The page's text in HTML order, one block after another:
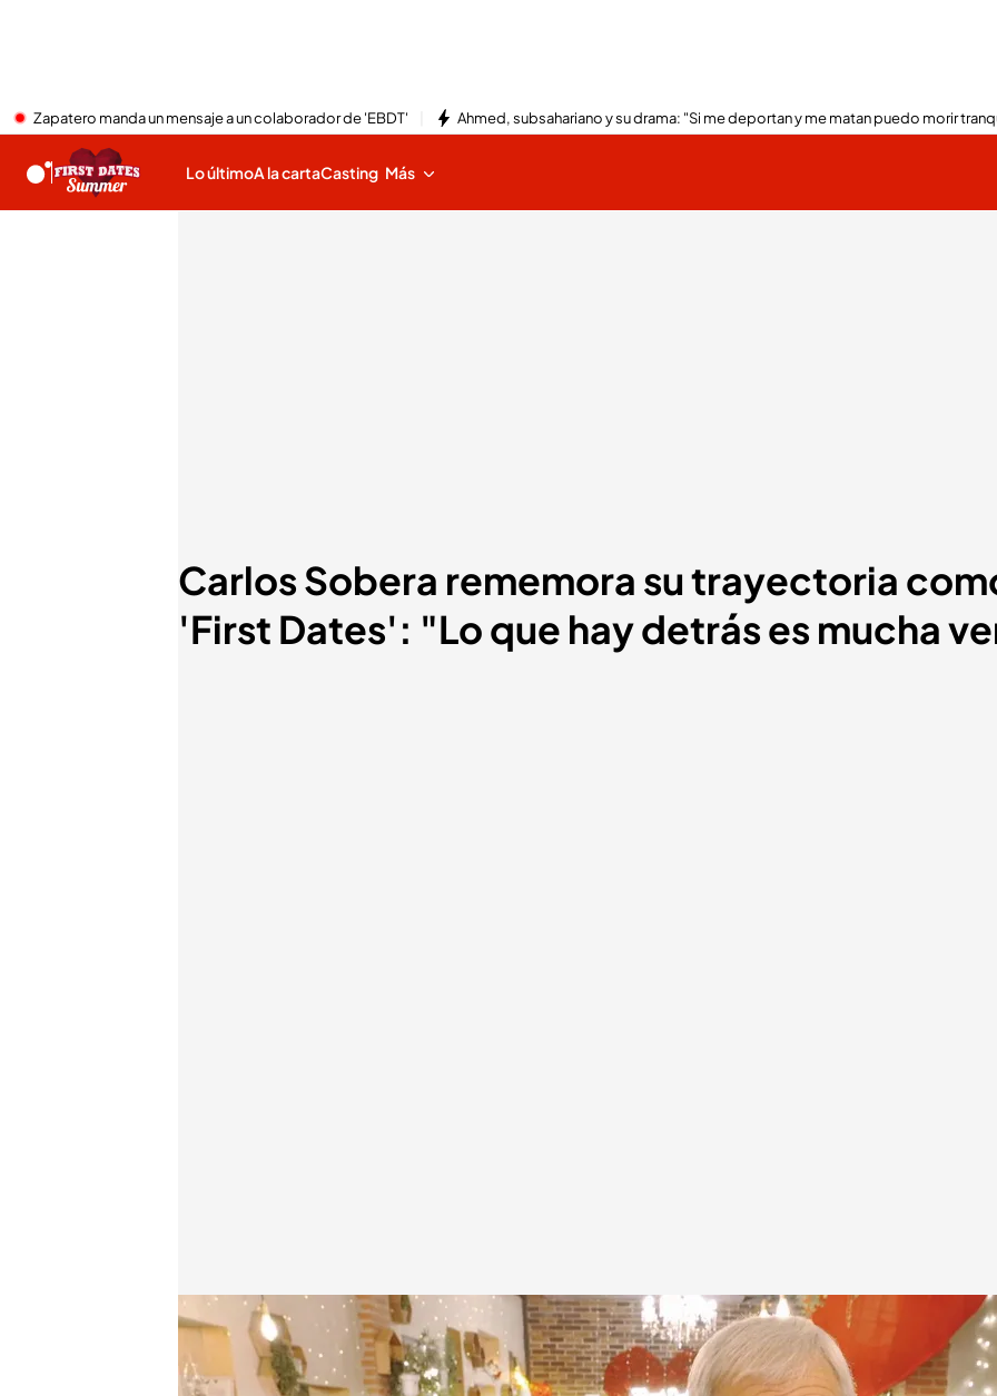
Zapatero manda un mensaje a un colaborador de 'EBDT' Ahmed, subsahariano y su drama: "Si me deportan y me matan puedo morir
Lo últimoA la cartaCasting Más
Carlos Sobera rememora su trayectoria
'First Dates': "Lo que hay detrás es mucha
Carlos Sobera.Cuatro.com
Lara Guerra
26 MAR 2026 - 01:41h.